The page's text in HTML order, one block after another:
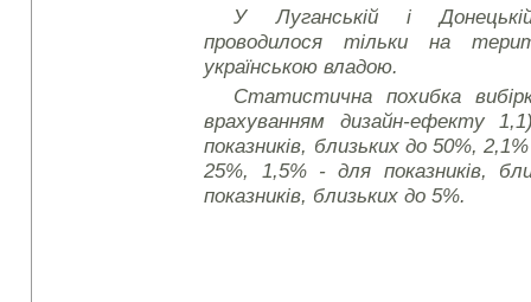
У Луганській і
проводилося тільки на
українською владою.
Статистична похибка
врахуванням дизайн-ефекту
показників, близьких до 50%,
25%, 1,5% - для показників,
показників, близьких до 5%.